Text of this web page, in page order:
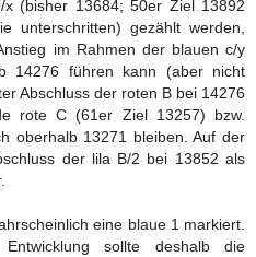
(bisher 13684; 50er Ziel 13892
unterschritten) gezählt werden,
im Rahmen der blauen c/y
14276 führen kann (aber nicht
Abschluss der roten B bei 14276
rote C (61er Ziel 13257) bzw.
oberhalb 13271 bleiben. Auf der
der lila B/2 bei 13852 als
eine blaue 1 markiert.
sollte deshalb die